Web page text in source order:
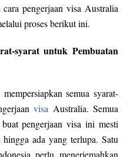
pengerjaan visa Australia
proses berikut ini.
syarat untuk Pembuatan
semua syarat-
visa Australia. Semua
pengerjaan visa ini mesti
ada yang terlupa. Satu
perlu menerjemahkan